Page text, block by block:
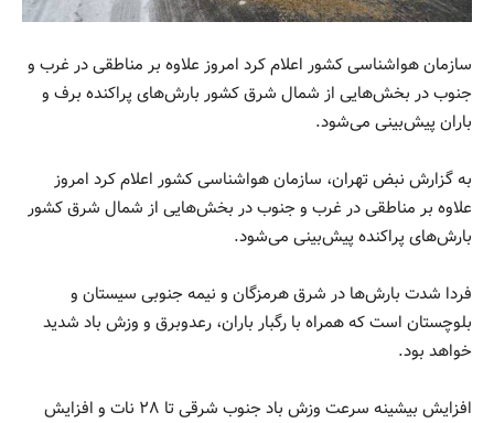
سازمان هواشناسی کشور اعلام کرد امروز علاوه بر مناطقی در غرب و
جنوب در بخش‌هایی از شمال شرق کشور بارش‌های پراکنده برف و
باران پیش‌بینی می‌شود.
به گزارش نبض تهران، سازمان هواشناسی کشور اعلام کرد امروز
علاوه بر مناطقی در غرب و جنوب در بخش‌هایی از شمال شرق کشور
بارش‌های پراکنده پیش‌بینی می‌شود.
فردا شدت بارش‌ها در شرق هرمزگان و نیمه جنوبی سیستان و
بلوچستان است که همراه با رگبار باران، رعدوبرق و وزش باد شدید
خواهد بود.
افزایش بیشینه سرعت وزش باد جنوب شرقی تا ۲۸ نات و افزایش